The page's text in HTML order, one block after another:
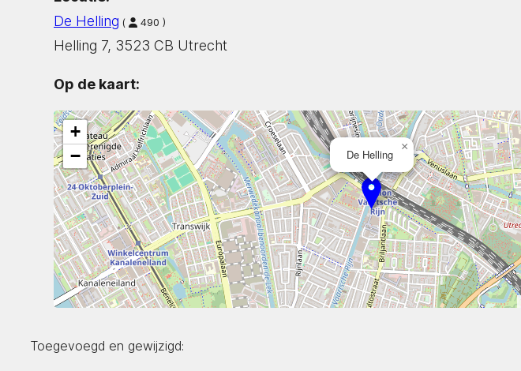
De Helling ( 490 )
Helling 7, 3523 CB Utrecht
Op de kaart:
De Helling
×
+
−
Toegevoegd en gewijzigd: